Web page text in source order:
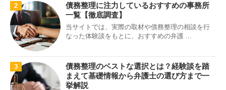
2
債務整理に注力しているおすすめの事務所
一覧【徹底調査】
当サイトでは、実際の取材や債務整理の相談を行
なった体験談をもとに、おすすめの弁護 ...
3
債務整理のベストな選択とは？経験談を踏
まえて基礎情報から弁護士の選び方まで一
挙解説